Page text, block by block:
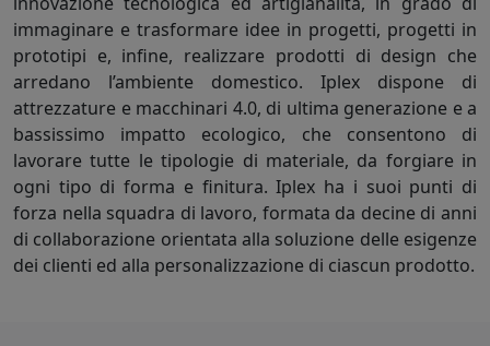
immaginare e trasformare idee in progetti, progetti in
prototipi e, infine, realizzare prodotti di design che
arredano l’ambiente domestico. Iplex dispone di
attrezzature e macchinari 4.0, di ultima generazione e a
bassissimo impatto ecologico, che consentono di
lavorare tutte le tipologie di materiale, da forgiare in
ogni tipo di forma e finitura. Iplex ha i suoi punti di
forza nella squadra di lavoro, formata da decine di anni
di collaborazione orientata alla soluzione delle esigenze
dei clienti ed alla personalizzazione di ciascun prodotto.